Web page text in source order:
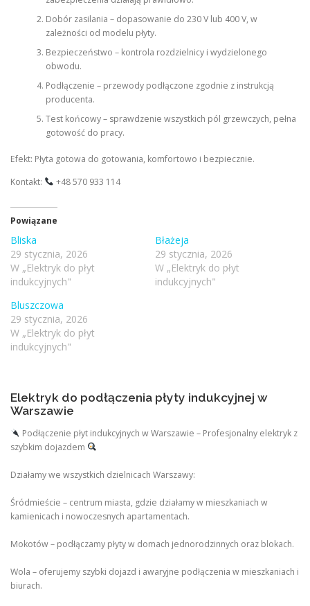
Dobór zasilania – dopasowanie do 230 V lub 400 V, w
zależności od modelu płyty.
Bezpieczeństwo – kontrola rozdzielnicy i wydzielonego
obwodu.
Podłączenie – przewody podłączone zgodnie z instrukcją
producenta.
Test końcowy – sprawdzenie wszystkich pól grzewczych, pełna
gotowość do pracy.
Efekt: Płyta gotowa do gotowania, komfortowo i bezpiecznie.
Kontakt:
+48 570 933 114
Powiązane
Bliska
29 stycznia, 2026
W „Elektryk do płyt
indukcyjnych"
Błażeja
29 stycznia, 2026
W „Elektryk do płyt
indukcyjnych"
Bluszczowa
29 stycznia, 2026
W „Elektryk do płyt
indukcyjnych"
Elektryk do podłączenia płyty indukcyjnej w
Warszawie
Podłączenie płyt indukcyjnych w Warszawie – Profesjonalny elektryk z
szybkim dojazdem
Działamy we wszystkich dzielnicach Warszawy:
Śródmieście – centrum miasta, gdzie działamy w mieszkaniach w
kamienicach i nowoczesnych apartamentach.
Mokotów – podłączamy płyty w domach jednorodzinnych oraz blokach.
Wola – oferujemy szybki dojazd i awaryjne podłączenia w mieszkaniach i
biurach.